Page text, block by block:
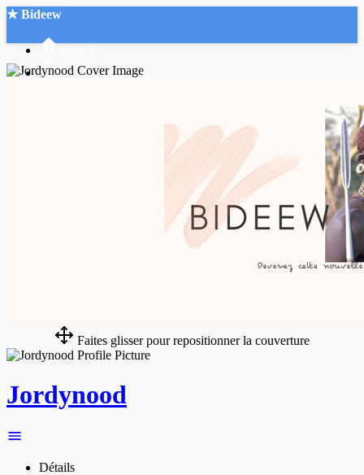
★ Bideew
Faites glisser pour repositionner la couverture
Jordynood
Détails